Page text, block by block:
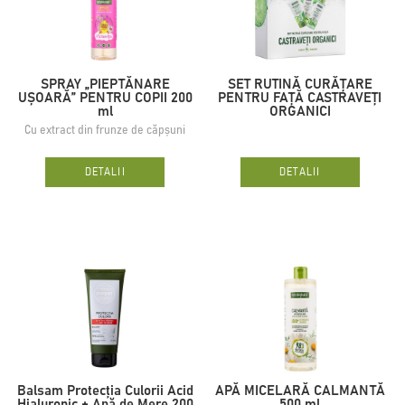
SPRAY „PIEPTĂNARE
UȘOARĂ” PENTRU COPII 200
ml
Cu extract din frunze de căpșuni
DETALII
SET RUTINĂ CURĂȚARE
PENTRU FAȚĂ CASTRAVEȚI
ORGANICI
DETALII
Balsam Protecția Culorii Acid
APĂ MICELARĂ CALMANTĂ